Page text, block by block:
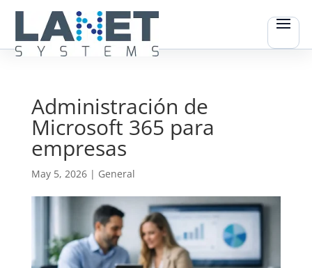
Administración de
Microsoft 365 para
empresas
May 5, 2026| General